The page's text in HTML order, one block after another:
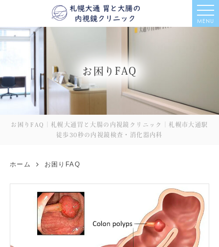
MENU
お困りFAQ
お困りFAQ｜札幌大通胃と大腸の内視鏡クリニック｜札幌市大通駅
徒歩30秒の内視鏡検査・消化器内科
ホーム お困りFAQ